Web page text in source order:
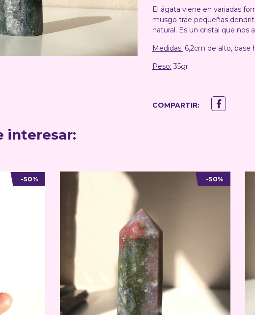
El ágata viene en variadas
musgo trae pequeñas
natural. Es un cristal que nos
Medidas: 6,2cm de alto, base
Peso: 35gr.
COMPARTIR:
interesar:
-50% -50%